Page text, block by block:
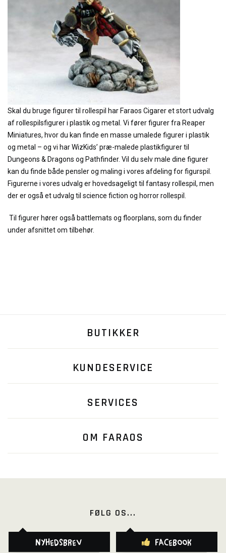
Skal du bruge figurer til rollespil har Faraos Cigarer et stort udvalg
af rollespilsfigurer i plastik og metal. Vi fører figurer fra Reaper
Miniatures, hvor du kan finde en masse umalede figurer i plastik
og metal – og vi har WizKids’ præ-malede plastikfigurer til
Dungeons & Dragons og Pathfinder. Vil du selv male dine figurer
kan du finde både pensler og maling i vores afdeling for figurspil.
Figurerne i vores udvalg er hovedsageligt til fantasy rollespil, men
der er også et udvalg til science fiction og horror rollespil.
Til figurer hører også battlemats og floorplans, som du finder
under afsnittet om tilbehør.
BUTIKKER
KUNDESERVICE
SERVICES
OM FARAOS
FØLG OS...
Nyhedsbrev Facebook